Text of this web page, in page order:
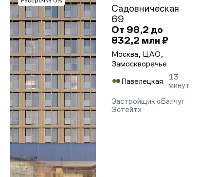
Садовническая
69
От 98,2 до
832,2 млн ₽
Москва, ЦАО,
Замоскворечье
Павелецкая
13
минут
Застройщик «Балчуг
Эстейт»